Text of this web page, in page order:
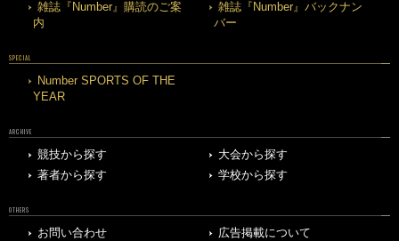
雑誌『Number』購読のご案
内
雑誌『Number』バックナン
バー
SPECIAL
Number SPORTS OF THE
YEAR
ARCHIVE
競技から探す
大会から探す
著者から探す
学校から探す
OTHERS
お問い合わせ
広告掲載について